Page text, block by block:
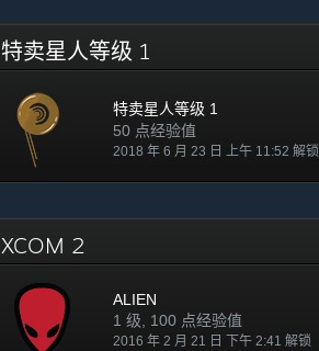
特卖星人等级 1
特卖星人等级 1
50 点经验值
2018 年 6 月 23 日 上午 11:52 解锁
XCOM 2
ALIEN
1 级, 100 点经验值
2016 年 2 月 21 日 下午 2:41 解锁